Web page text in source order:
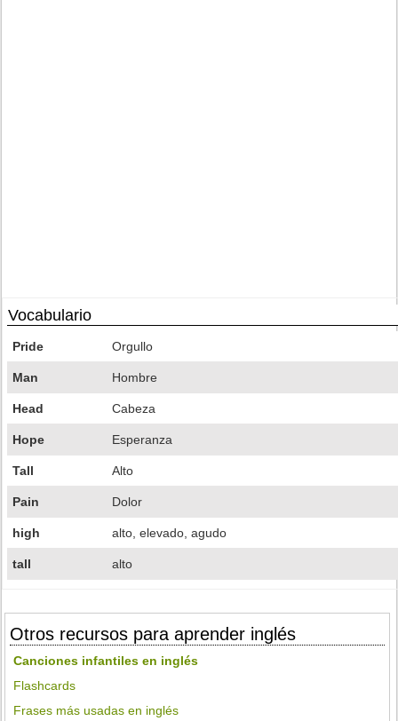
Vocabulario
Pride Orgullo
Man Hombre
Head Cabeza
Hope Esperanza
Tall Alto
Pain Dolor
high alto, elevado, agudo
tall alto
Otros recursos para aprender inglés
Canciones infantiles en inglés
Flashcards
Frases más usadas en inglés